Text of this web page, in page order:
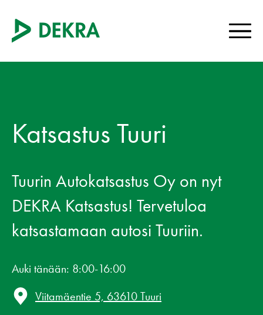
Katsastus Tuuri
Tuurin Autokatsastus Oy on nyt
DEKRA Katsastus! Tervetuloa
katsastamaan autosi Tuuriin.
Auki tänään: 8:00-16:00
Viitamäentie 5, 63610 Tuuri